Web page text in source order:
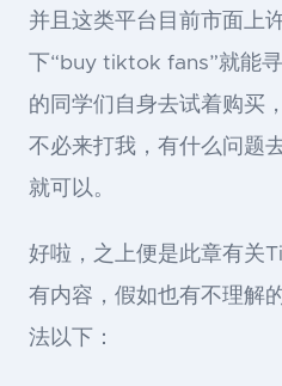
并且这类平台目前市面上
下“buy tiktok fans”就能
的同学们自身去试着购买
不必来打我，有什么问题
就可以。
好啦，之上便是此章有关
有内容，假如也有不理解
法以下：